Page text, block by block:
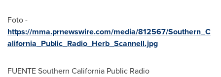
Foto -
https://mma.prnewswire.com/media/812567/Southern_C
alifornia_Public_Radio_Herb_Scannell.jpg
FUENTE Southern California Public Radio